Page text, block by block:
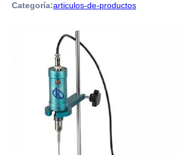
Categoría:articulos-de-productos